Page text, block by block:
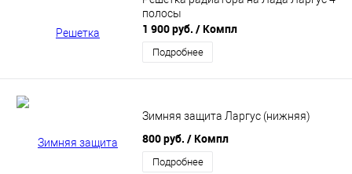
полосы
1 900 руб. / Компл
Подробнее
Зимняя защита Ларгус (нижняя)
800 руб. / Компл
Подробнее